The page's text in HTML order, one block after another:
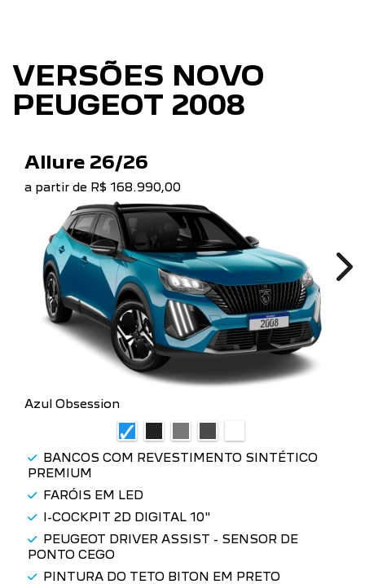
VERSÕES NOVO
PEUGEOT 2008
Allure 26/26
a partir de R$ 168.990,00
Azul Obsession
BANCOS COM REVESTIMENTO SINTÉTICO
PREMIUM
FARÓIS EM LED
I-COCKPIT 2D DIGITAL 10"
PEUGEOT DRIVER ASSIST - SENSOR DE
PONTO CEGO
PINTURA DO TETO BITON EM PRETO